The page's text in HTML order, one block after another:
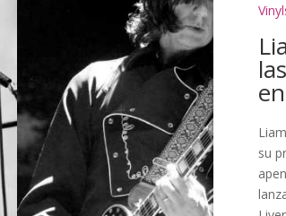
su